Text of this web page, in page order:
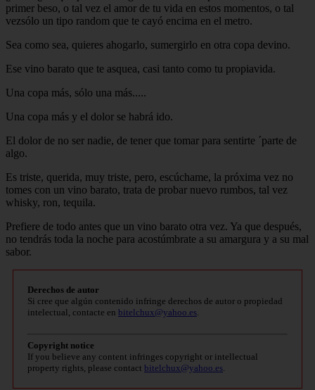
primer beso, o tal vez el amor de tu vida en estos momentos, o tal
vezsólo un tipo random que te cayó encima en el metro.
Sea como sea, quieres ahogarlo, sumergirlo en otra copa devino.
Ese vino barato que te asquea, casi tanto como tu propiavida.
Una copa más, sólo una más.....
Una copa más y el dolor se habrá ido.
El dolor de no ser nadie, de tener que tomar para sentirte ´parte de
algo.
Es triste, querida, muy triste, pero, escúchame, la próxima vez no
tomes con un vino barato, trata de probar nuevo rumbos, tal vez
whisky, ron, tequila.
Prefiere de todo antes que un vino barato otra vez. Ya que después,
no tendrás toda la noche para acostúmbrate a su amargura y a su mal
sabor.
Derechos de autor
Si cree que algún contenido infringe derechos de autor o propiedad
intelectual, contacte en bitelchux@yahoo.es
Copyright notice
If you believe any content infringes copyright or intellectual
property rights, please contact bitelchux@yahoo.es